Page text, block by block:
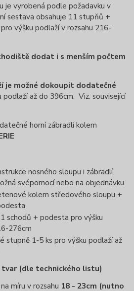
je vyrobená podle požadavku v
sestava obsahuje 11 stupňů +
výšku podlaží v rozsahu 216-
dodat i s menším počtem
je možné dokoupit dodatečné
podlaží až do 396cm. Viz. související
horní zábradlí kolem
nosného sloupu i zábradlí.
svépomocí nebo na objednávku
kolem středového sloupu +
schodů + podesta pro výšku
276cm
stupně 1-5 ks pro výšku podlaží až
(dle technického listu)
míru v rozsahu 18 - 23cm (nutno